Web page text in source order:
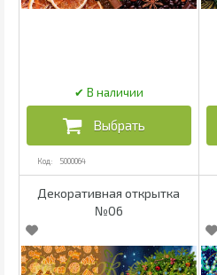
5000064
Декоративная открытка
№06